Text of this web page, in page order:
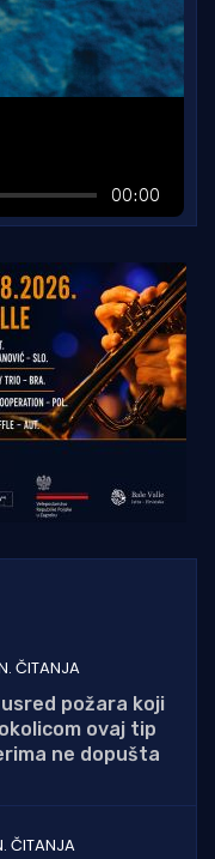
ČITANJA
usred požara koji
ovaj tip
ne dopušta
ČITANJA